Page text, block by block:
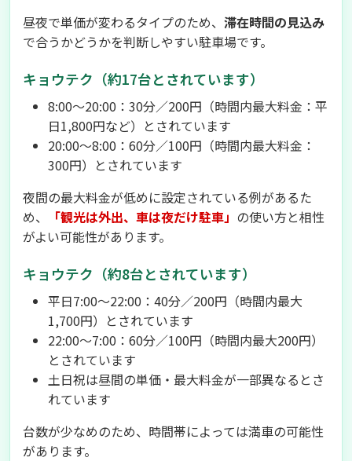
昼夜で単価が変わるタイプのため、 滞在時間の見込み
で合うかどうかを判断しやすい駐車場です。
キョウテク（約17台とされています）
8:00〜20:00：30分／200円（時間内最大料金：平
日1,800円など）とされています
20:00〜8:00：60分／100円（時間内最大料金：
300円）とされています
夜間の最大料金が低めに設定されている例があるた
め、
「観光は外出、車は夜だけ駐車」 の使い方と相性
がよい可能性があります。
キョウテク（約8台とされています）
平日7:00〜22:00：40分／200円（時間内最大
1,700円）とされています
22:00〜7:00：60分／100円（時間内最大200円）
とされています
土日祝は昼間の単価・最大料金が一部異なるとさ
れています
台数が少なめのため、時間帯によっては満車の可能性
があります。